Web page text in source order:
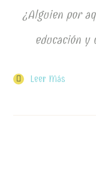
¿Alguien por
educación y
Leer Más